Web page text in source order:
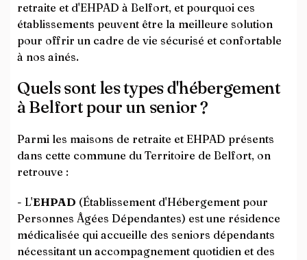
retraite et d'EHPAD à Belfort, et pourquoi ces
établissements peuvent être la meilleure solution
pour offrir un cadre de vie sécurisé et confortable
à nos aînés.
Quels sont les types d'hébergement
à Belfort pour un senior ?
Parmi les maisons de retraite et EHPAD présents
dans cette commune du Territoire de Belfort, on
retrouve :
- L'EHPAD (Établissement d'Hébergement pour
Personnes Âgées Dépendantes) est une résidence
médicalisée qui accueille des seniors dépendants
nécessitant un accompagnement quotidien et des